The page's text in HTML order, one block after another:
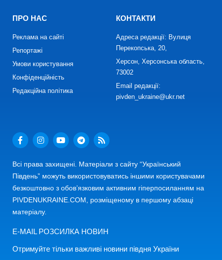
ПРО НАС
Реклама на сайті
Репортажі
Умови користування
Конфіденційність
Редакційна політика
КОНТАКТИ
Адреса редакції: Вулиця
Перекопська, 20,
Херсон, Херсонська область,
73002
Email редакції:
pivden_ukraine@ukr.net
Всі права захищені. Матеріали з сайту “Український
Південь” можуть використовуватись іншими користувачами
безкоштовно з обов’язковим активним гіперпосиланням на
PIVDENUKRAINE.COM, розміщеному в першому абзаці
матеріалу.
E-MAIL РОЗСИЛКА НОВИН
Отримуйте тільки важливі новини півдня України